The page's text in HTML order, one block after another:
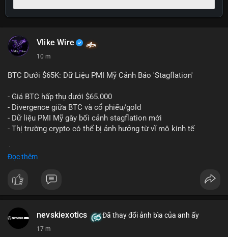
Vlike Wire
10 m
BTC Dưới $65K: Dữ Liệu PMI Mỹ Cảnh Báo 'Stagflation'
- Giá BTC hấp thụ dưới $65.000
- Divergence giữa BTC và cổ phiếu/gold
- Dữ liệu PMI Mỹ gây bối cảnh stagflation mới
- Thị trường crypto có thể bị ảnh hưởng từ vĩ mô kinh tế
📰 Nguồn: Cointelegraph
Đọc thêm
nevskiexotics Đã thay đổi ảnh bìa của anh ấy
17 m